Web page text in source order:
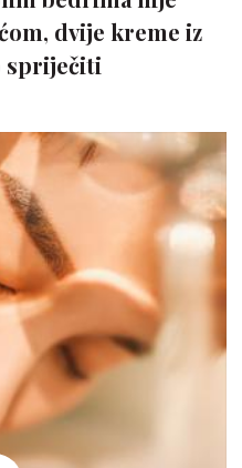
dvije kreme iz
spriječiti